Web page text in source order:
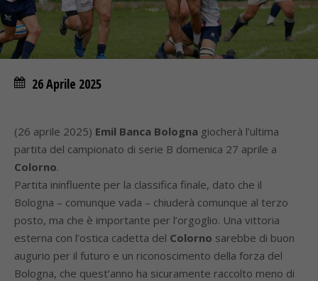
26 Aprile 2025
(26 aprile 2025) Emil Banca Bologna giocherà l’ultima
partita del campionato di serie B domenica 27 aprile a
Colorno.
Partita ininfluente per la classifica finale, dato che il
Bologna – comunque vada – chiuderà comunque al terzo
posto, ma che è importante per l’orgoglio. Una vittoria
esterna con l’ostica cadetta del Colorno sarebbe di buon
augurio per il futuro e un riconoscimento della forza del
Bologna, che quest’anno ha sicuramente raccolto meno di